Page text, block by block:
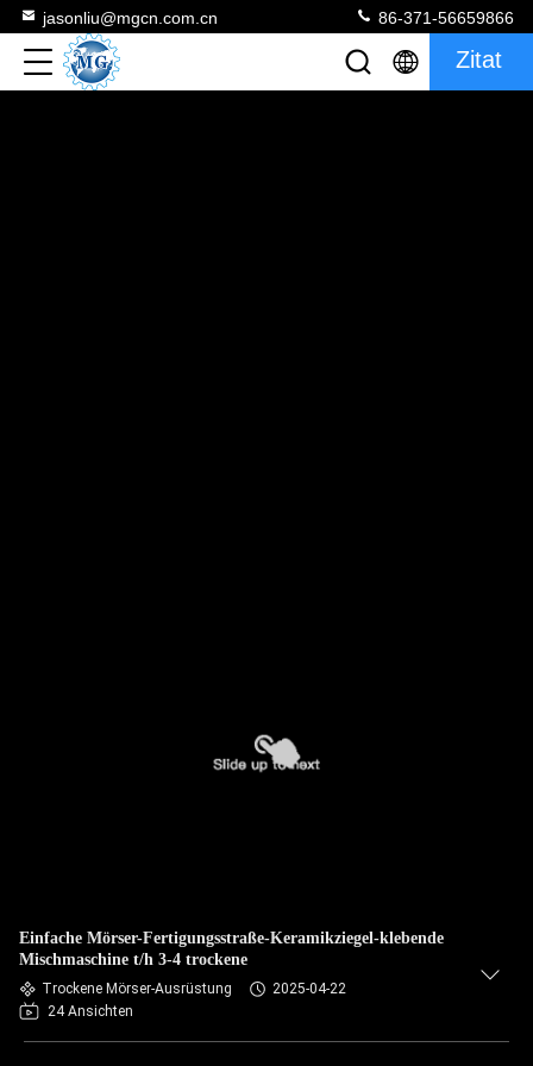
jasonliu@mgcn.com.cn 86-371-56659866
Zitat
Einfache Mörser-Fertigungsstraße-Keramikziegel-klebende
Mischmaschine t/h 3-4 trockene
Trockene Mörser-Ausrüstung
2025-04-22
24 Ansichten